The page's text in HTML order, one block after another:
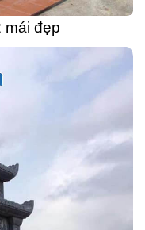
mái đẹp